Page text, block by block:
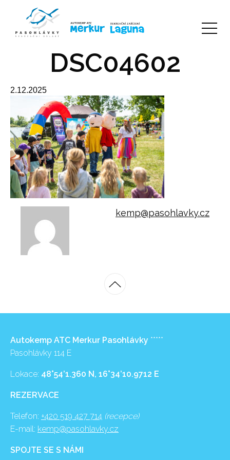
DSC04602
2.12.2025
kemp@pasohlavky.cz
Autokemp ATC Merkur Pasohlávky *****
Pasohlávky 114 E
Lokace: 48°54’1.360 N, 16°34’10.9712 E
REZERVACE
Telefon: +420 519 427 714 (recepce)
E-mail: kemp@pasohlavky.cz
SPOJTE SE S NÁMI